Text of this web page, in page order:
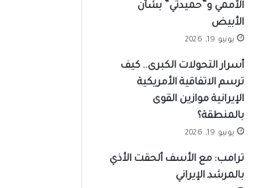
الأممي و”حميدتي” بشأن
الأبيض
يونيو 19, 2026
أسرار التحولات الكبرى.. كيف
ترسم الاتفاقية الأمريكية
الإيرانية موازين القوى
بالمنطقة؟
يونيو 19, 2026
ترامب: مع الأسف ألحقت الأذي
بالمرشد الإيراني